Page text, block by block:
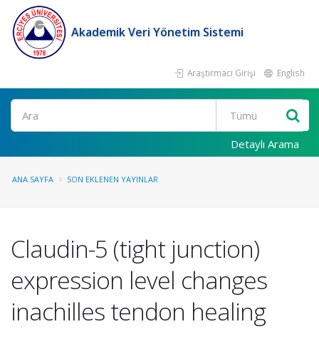
Akademik Veri Yönetim Sistemi
Araştırmacı Girişi English
Ara
Detaylı Arama
ANA SAYFA SON EKLENEN YAYINLAR
Claudin-5 (tight junction)
expression level changes
inachilles tendon healing